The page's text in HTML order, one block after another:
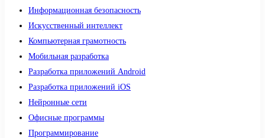
Информационная безопасность
Искусственный интеллект
Компьютерная грамотность
Мобильная разработка
Разработка приложений Android
Разработка приложений iOS
Нейронные сети
Офисные программы
Программирование